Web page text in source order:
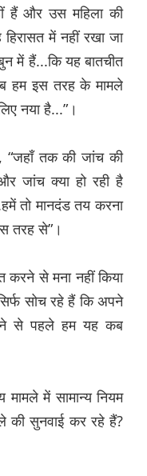
हैं और उस महिला की
में नहीं रखा जा
में हैं...कि यह बातचीत
हम इस तरह के मामले
नया है...”।
“जहाँ तक की जांच की
जांच क्या हो रही है
तो मानदंड तय करना
तरह से”।
करने से मना नहीं किया
सोच रहे हैं कि अपने
से पहले हम यह कब
मामले में सामान्य नियम
की सुनवाई कर रहे हैं?